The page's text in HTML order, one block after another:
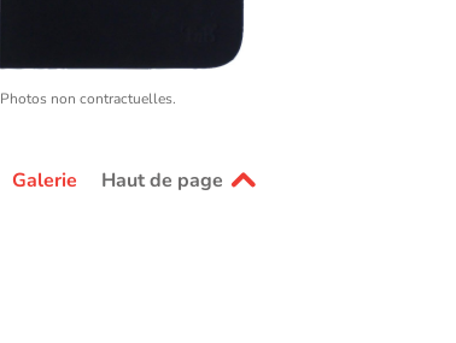
Photos non contractuelles.
Galerie Haut de page